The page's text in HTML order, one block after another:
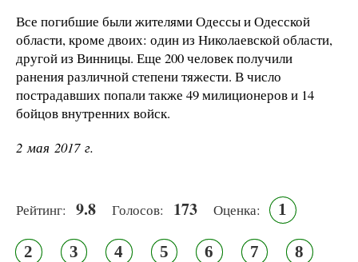
Все погибшие были жителями Одессы и Одесской
области, кроме двоих: один из Николаевской области,
другой из Винницы. Еще 200 человек получили
ранения различной степени тяжести. В число
пострадавших попали также 49 милиционеров и 14
бойцов внутренних войск.
2 мая 2017 г.
Рейтинг: 9.8 Голосов: 173 Оценка: 1
2 3 4 5 6 7 8